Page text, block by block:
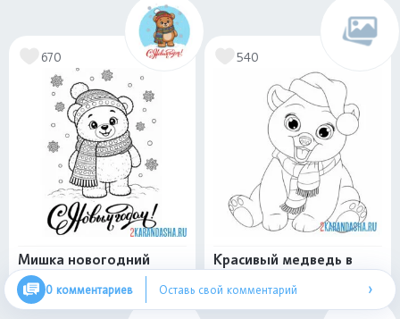
670
Мишка новогодний
540
Красивый медведь в
0 комментариев Оставь свой комментарий ›